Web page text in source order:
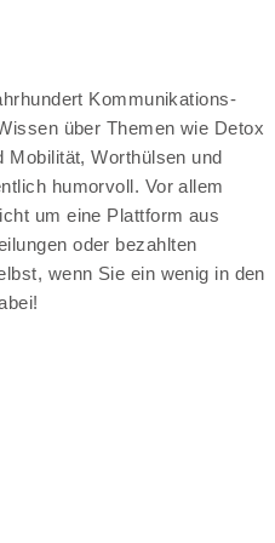
Kommunikations-
über Themen wie Detox
Mobilität, Worthülsen und
humorvoll. Vor allem
um eine Plattform aus
oder bezahlten
wenn Sie ein wenig in den